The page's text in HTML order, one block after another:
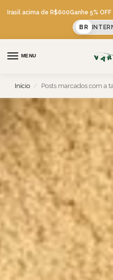
acima de R$600Ganhe 5% OFF em
BR
MENU
Início / Posts marcados com a tag